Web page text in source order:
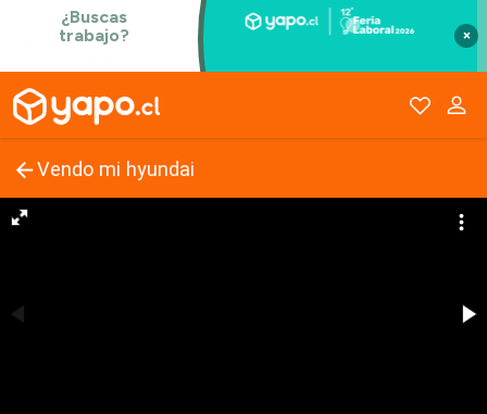
×
Vendo mi hyundai